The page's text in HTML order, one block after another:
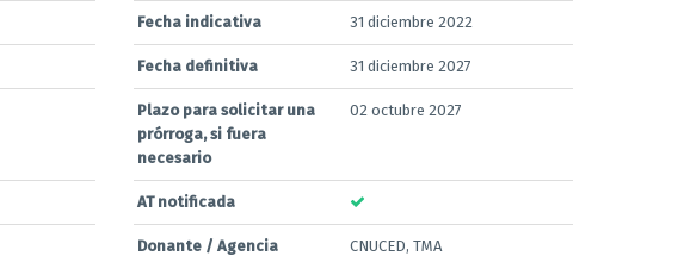
Fecha indicativa 31 diciembre 2022
Fecha definitiva 31 diciembre 2027
Plazo para solicitar una
prórroga, si fuera
necesario
02 octubre 2027
AT notificada
Donante / Agencia CNUCED, TMA